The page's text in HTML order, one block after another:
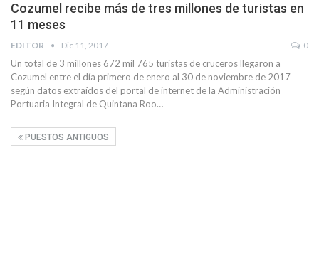
Cozumel recibe más de tres millones de turistas en
11 meses
EDITOR Dic 11, 2017 0
Un total de 3 millones 672 mil 765 turistas de cruceros llegaron a
Cozumel entre el día primero de enero al 30 de noviembre de 2017
según datos extraídos del portal de internet de la Administración
Portuaria Integral de Quintana Roo…
PUESTOS ANTIGUOS